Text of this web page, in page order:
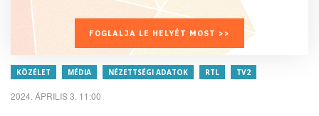
FOGLALJA LE HELYÉT MOST >>
KÖZÉLET MÉDIA NÉZETTSÉGI ADATOK RTL TV2
2024. ÁPRILIS 3. 11:00